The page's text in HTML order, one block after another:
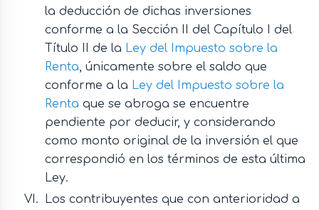
la deducción de dichas inversiones
conforme a la Sección II del Capítulo I del
Título II de la Ley del Impuesto sobre la
Renta , únicamente sobre el saldo que
conforme a la Ley del Impuesto sobre la
Renta que se abroga se encuentre
pendiente por deducir, y considerando
como monto original de la inversión el que
correspondió en los términos de esta última
Ley.
Los contribuyentes que con anterioridad a